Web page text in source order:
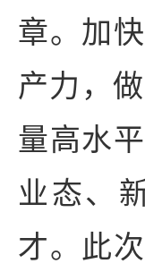
章。加
产力，
量高水
业态、
才。此